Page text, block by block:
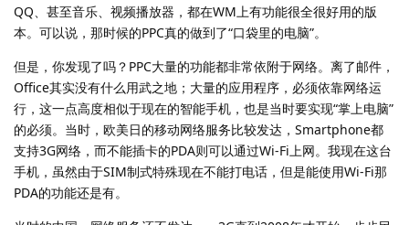
QQ、甚至音乐、视频播放器，都在WM上有功能很全很好用的版
本。可以说，那时候的PPC真的做到了“口袋里的电脑”。
但是，你发现了吗？PPC大量的功能都非常依附于网络。离了邮件，
Office其实没有什么用武之地；大量的应用程序，必须依靠网络运
行，这一点高度相似于现在的智能手机，也是当时要实现“掌上电脑”
的必须。当时，欧美日的移动网络服务比较发达，Smartphone都
支持3G网络，而不能插卡的PDA则可以通过Wi-Fi上网。我现在这台
手机，虽然由于SIM制式特殊现在不能打电话，但是能使用Wi-Fi那
PDA的功能还是有。